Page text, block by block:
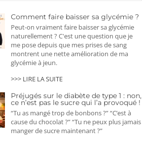
Comment faire baisser sa glycémie ?
Peut-on vraiment faire baisser sa glycémie
naturellement ? C'est une question que je
me pose depuis que mes prises de sang
montrent une nette amélioration de ma
glycémie à jeun.
>>> LIRE LA SUITE
Préjugés sur le diabète de type 1 : non,
ce n’est pas le sucre qui l’a provoqué !
“Tu as mangé trop de bonbons ?” “C’est à
cause du chocolat ?” “Tu ne peux plus jamais
manger de sucre maintenant ?”